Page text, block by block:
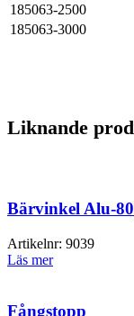
185063-2500
185063-3000
Liknande
Bärvinkel Alu-80
Artikelnr: 9039
Läs mer
Fångstopp